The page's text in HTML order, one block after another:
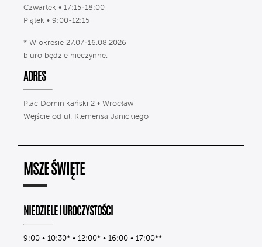
Czwartek • 17:15-18:00
Piątek • 9:00-12:15
* W okresie 27.07-16.08.2026
biuro będzie nieczynne.
ADRES
Plac Dominikański 2 • Wrocław
Wejście od ul. Klemensa Janickiego
MSZE ŚWIĘTE
NIEDZIELE I UROCZYSTOŚCI
9:00 • 10:30* • 12:00* • 16:00 • 17:00**